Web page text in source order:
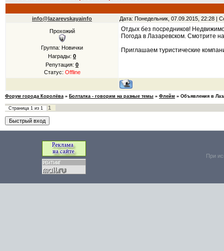
info@lazarevskayainfo Дата: Понедельник, 07.09.2015, 22:28 |
Прохожий
Группа: Новички
Награды: 0
Репутация: 0
Статус: Offline
Отдых без посредников!
Погода в Лазаревском. Смотрите
Приглашаем туристические
Форум города Королёва » Болталка - говорим на разные темы » Флейм » Объявления в
Страница 1 из 1 1
При